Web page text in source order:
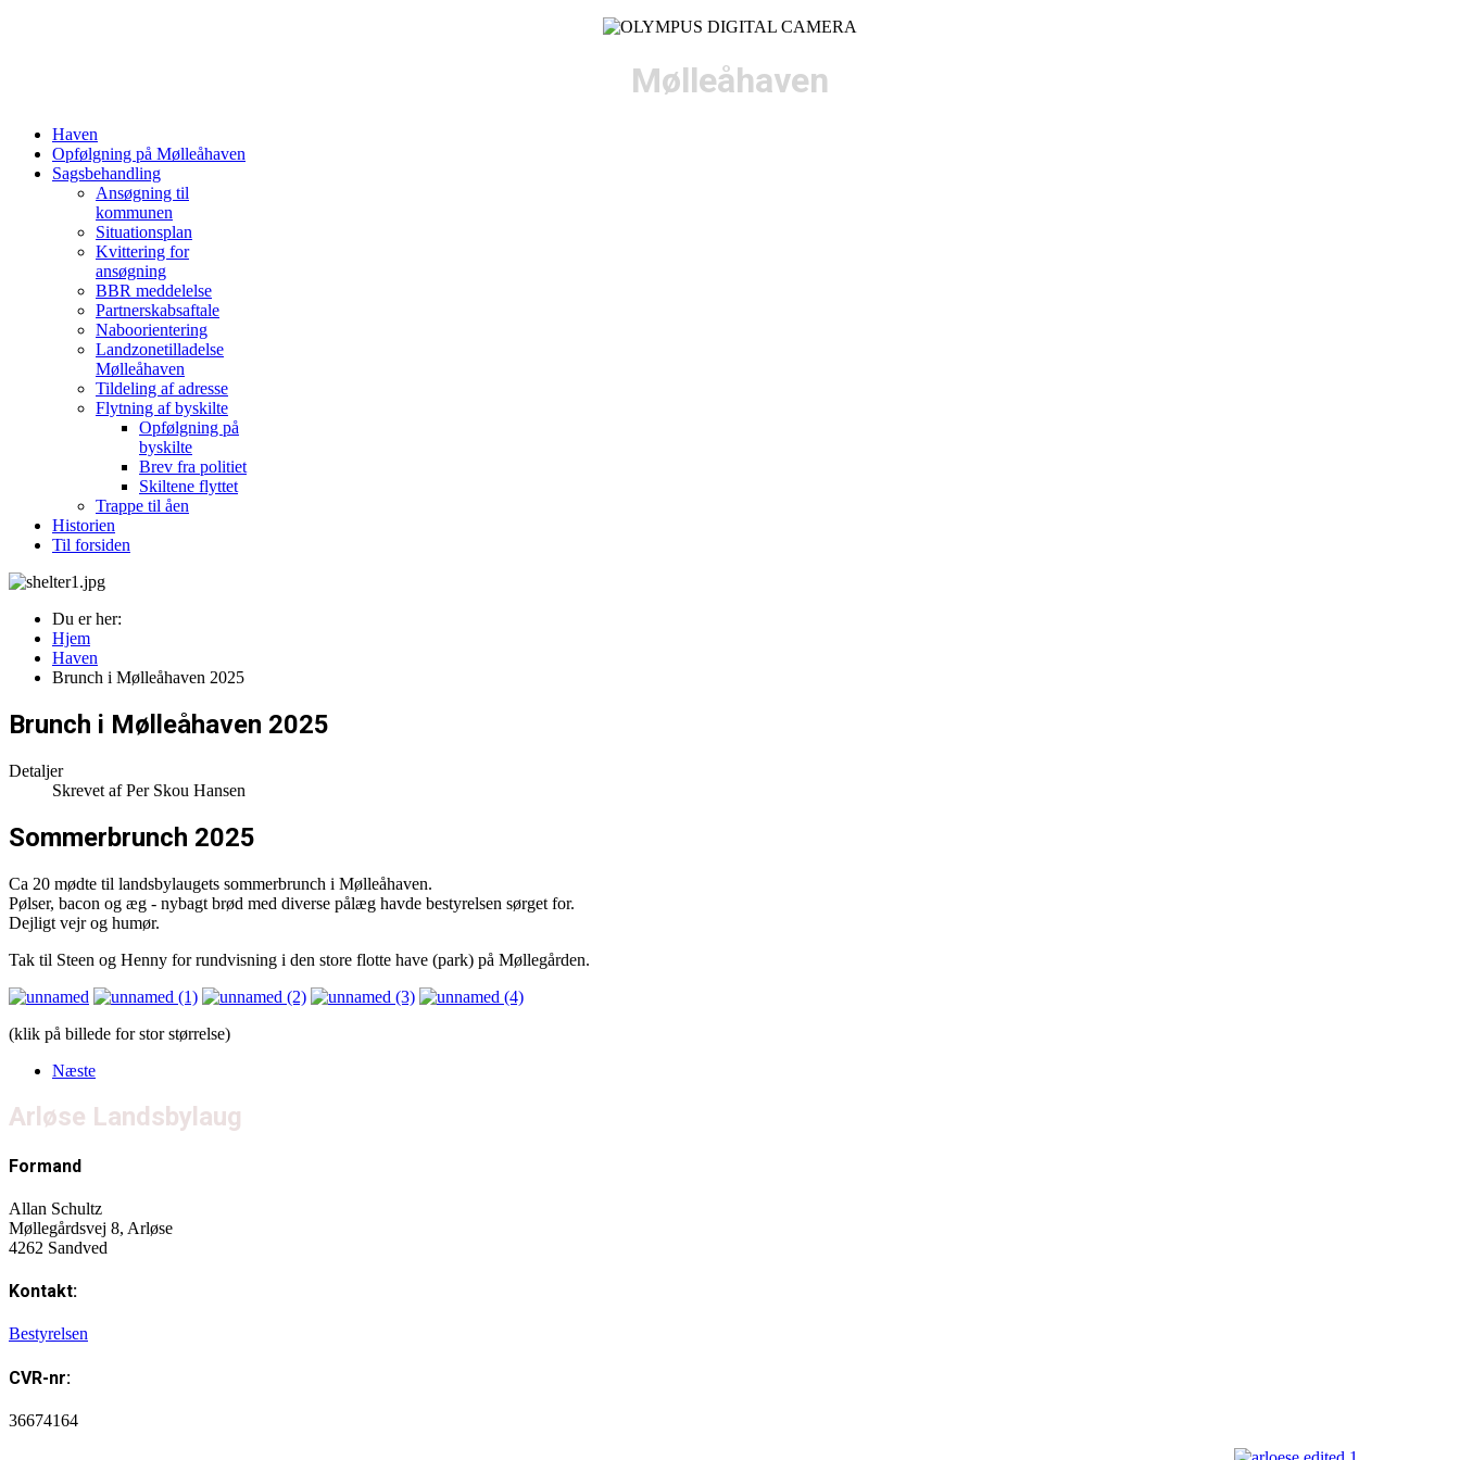
Mølleåhaven
Haven
Opfølgning på Mølleåhaven
Sagsbehandling
Ansøgning til
kommunen
Situationsplan
Kvittering for
ansøgning
BBR meddelelse
Partnerskabsaftale
Naboorientering
Landzonetilladelse
Mølleåhaven
Tildeling af adresse
Flytning af byskilte
Opfølgning på
byskilte
Brev fra politiet
Skiltene flyttet
Trappe til åen
Historien
Til forsiden
Du er her:
Hjem
Haven
Brunch i Mølleåhaven 2025
Brunch i Mølleåhaven 2025
Detaljer
Skrevet afPer Skou Hansen
Sommerbrunch 2025
Ca 20 mødte til landsbylaugets sommerbrunch i Mølleåhaven.
Pølser, bacon og æg - nybagt brød med diverse pålæg havde bestyrelsen sørget for.
Dejligt vejr og humør.
Tak til Steen og Henny for rundvisning i den store flotte have (park) på Møllegården.
(klik på billede for stor størrelse)
Næste
Arløse Landsbylaug
Formand
Allan Schultz
Møllegårdsvej 8, Arløse
4262 Sandved
Kontakt:
Bestyrelsen
CVR-nr:
36674164